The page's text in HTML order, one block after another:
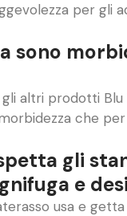
per gli
sono
altri prodotti
che
gli
e
usa e